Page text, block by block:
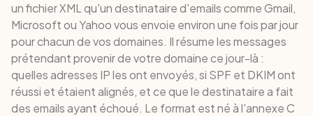
un fichier XML qu'un destinataire d'emails comme Gmail,
Microsoft ou Yahoo vous envoie environ une fois par jour
pour chacun de vos domaines. Il résume les messages
prétendant provenir de votre domaine ce jour-là :
quelles adresses IP les ont envoyés, si SPF et DKIM ont
réussi et étaient alignés, et ce que le destinataire a fait
des emails ayant échoué. Le format est né à l'annexe C